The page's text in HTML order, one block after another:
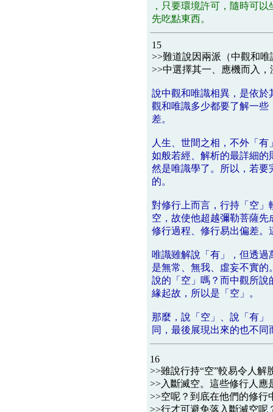
，只要環境許可，隨時可
先吃點東西。
15
>>難道說因兩派（中觀和
>>中選擇其一、應機而入
說中觀和唯識相異，是依
觀和唯識多少都要了解一
差。
人生、世間之相，不外「
如般若經、解析的最詳細
然是唯識學了。所以，若
的。
對修行上而言，行持「空
空，故使他超越彌勒菩薩
修行過程、修行易出偏差
唯識雖解說「有」，但透
是無常、無我、虛妄不實
說的「空」嗎？而中觀所
緣起故，所以是「空」。
那麼，說「空」、說「有
同，最後展現出來的也不同
16
>>雖說行持“空”較易令人解
>>入斷滅空。這些修行人應
>>空呢？到底在他們的修行
>>行才可避免落入斷滅空呢